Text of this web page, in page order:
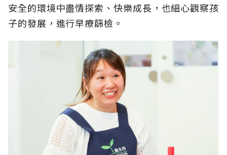
安全的環境中盡情探索、快樂成長，也細心觀察孩
子的發展，進行早療篩檢。